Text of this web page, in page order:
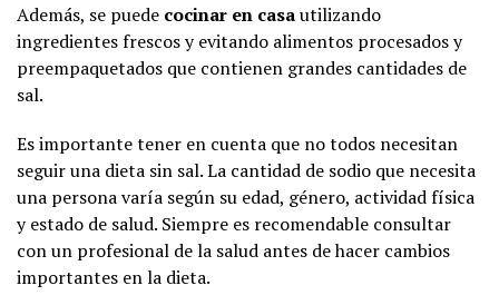
Además, se puede cocinar en casautilizando
ingredientes frescos y evitando alimentos procesados y
preempaquetados que contienen grandes cantidades de
sal.
Es importante tener en cuenta que no todos necesitan
seguir una dieta sin sal. La cantidad de sodio que necesita
una persona varía según su edad, género, actividad física
y estado de salud. Siempre es recomendable consultar
con un profesional de la salud antes de hacer cambios
importantes en la dieta.